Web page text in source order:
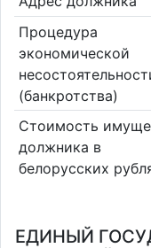
Процедура
экономической
(банкротства)
Стоимость
должника в
белорусских
ЕДИНЫЙ